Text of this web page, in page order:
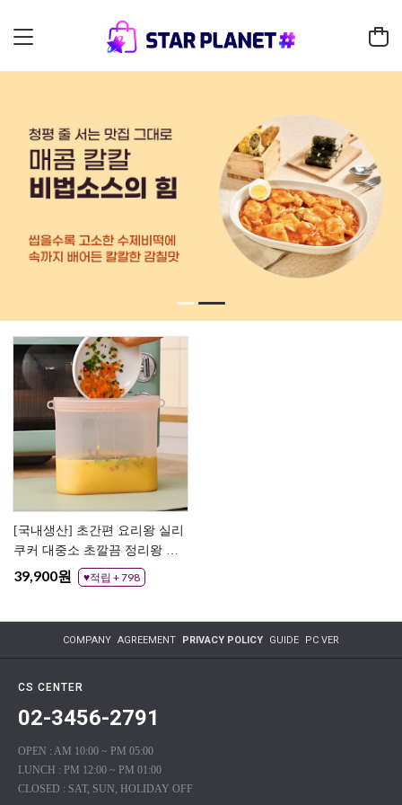
[국내생산] 초간편 요리왕 실리
쿠커 대중소 초깔끔 정리왕 실
리콘 지퍼백 전자렌지 지퍼팩
39,900원 ♥적립 + 798
COMPANY AGREEMENT PRIVACY POLICY GUIDE PC VER
CS CENTER
02-3456-2791
OPEN : AM 10:00 ~ PM 05:00
LUNCH : PM 12:00 ~ PM 01:00
CLOSED : SAT, SUN, HOLIDAY OFF